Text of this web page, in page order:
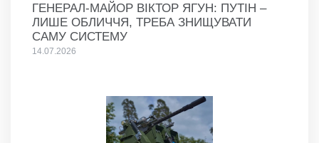
ГЕНЕРАЛ-МАЙОР ВІКТОР ЯГУН: ПУТІН –
ЛИШЕ ОБЛИЧЧЯ, ТРЕБА ЗНИЩУВАТИ
САМУ СИСТЕМУ
14.07.2026